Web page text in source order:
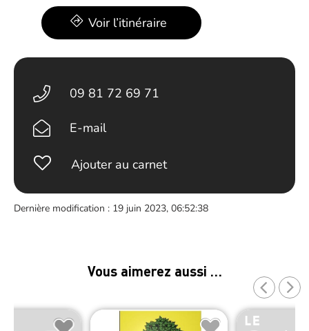
Voir l’itinéraire
09 81 72 69 71
E-mail
Ajouter au carnet
Dernière modification : 19 juin 2023, 06:52:38
Vous aimerez aussi …